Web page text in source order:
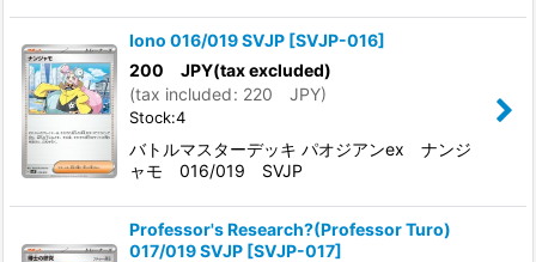
Iono 016/019 SVJP [SVJP-016]
200 JPY(tax excluded)
(tax included: 220 JPY)
Stock:4
バトルマスターデッキ パオジアンex ナンジ
ャモ 016/019 SVJP
Professor's Research?(Professor Turo)
017/019 SVJP [SVJP-017]